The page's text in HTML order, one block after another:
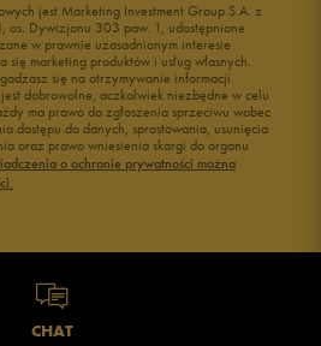
jest Marketing Investment Group S.A. z
os. Dywizjonu 303 paw. 1, udostępnione
w prawnie uzasadnionym interesie
marketing produktów i usług własnych.
się na otrzymywanie informacji
dobrowolne, aczkolwiek niezbędne w celu
ma prawo do zgłoszenia sprzeciwu wobec
dostępu do danych, sprostowania, usunięcia
oraz prawo wniesienia skargi do organu
o ochronie prywatności można
CHAT